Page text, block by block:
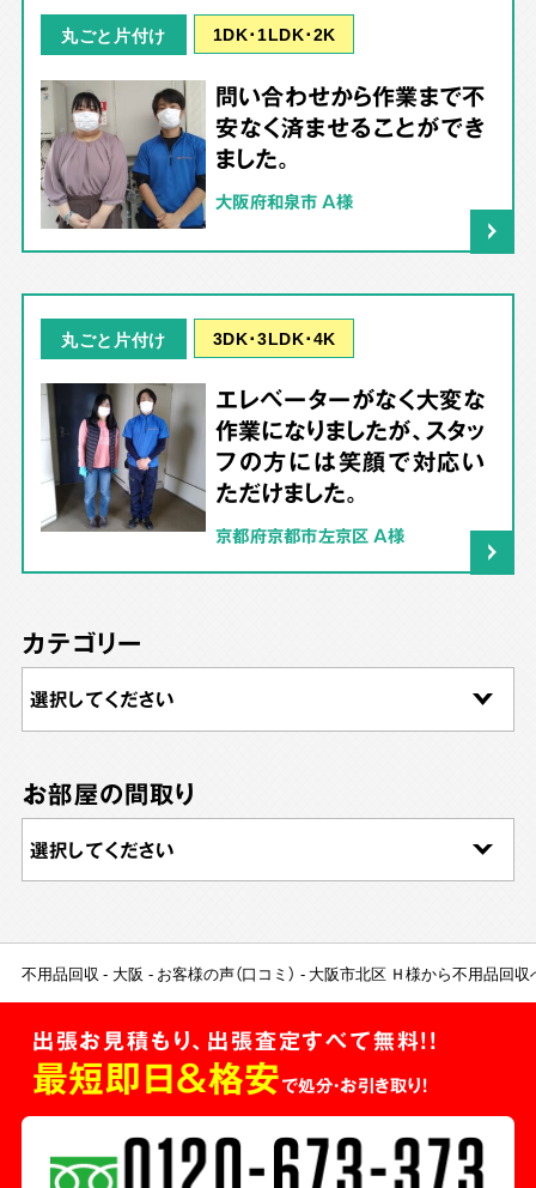
丸ごと片付け 1DK･1LDK･2K
問い合わせから作業まで不
安なく済ませることができ
ました。
大阪府和泉市 A様
丸ごと片付け 3DK･3LDK･4K
エレベーターがなく大変な
作業になりましたが、スタッ
フの方には笑顔で対応い
ただけました。
京都府京都市左京区 A様
カテゴリー
お部屋の間取り
不用品回収 大阪 お客様の声（口コミ） 大阪市北区 Ｈ様から不用品回
出張お見積もり、出張査定すべて無料!!
最短即日＆格安で処分・お引き取り！